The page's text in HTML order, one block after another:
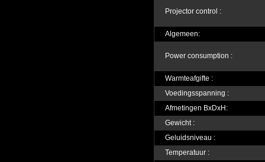
Projector control :
Algemeen:
Power consumption :
Warmteafgifte :
Voedingsspanning :
Afmetingen BxDxH:
Gewicht :
Geluidsniveau :
Temperatuur :